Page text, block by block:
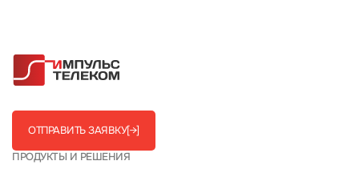
ОТПРАВИТЬ ЗАЯВКУ[→]
ПРОДУКТЫ И РЕШЕНИЯ